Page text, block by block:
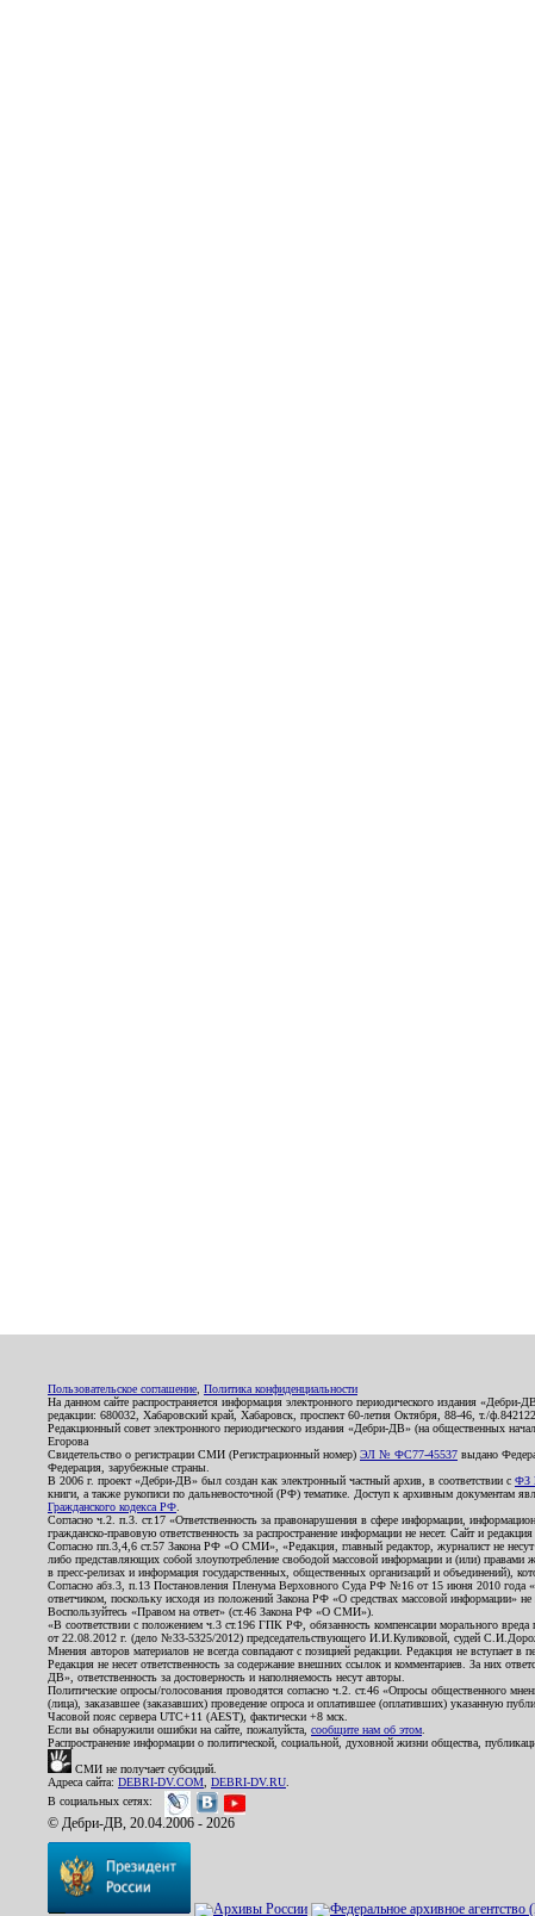
Пользовательское соглашение Политика конфиденциальности
На данном сайте распространяется информация электронного периодического издания
редакции: 680032, Хабаровский край, Хабаровск, проспект 60-летия Октября, 88-46, т./
Редакционный совет электронного периодического издания «Дебри-ДВ» (на
Егорова
Свидетельство о регистрации СМИ (Регистрационный номер) ЭЛ № ФС77-45537 выдано
Федерация, зарубежные страны.
В 2006 г. проект «Дебри-ДВ» был создан как электронный частный архив, в соответствии с ФЗ
книги, а также рукописи по дальневосточной (РФ) тематике. Доступ к архивным документам
Гражданского кодекса РФ
Согласно ч.2. п.3. ст.17 «Ответственность за правонарушения в сфере информации,
гражданско-правовую ответственность за распространение информации не несет. Сайт и
Согласно пп.3,4,6 ст.57 Закона РФ «О СМИ», «Редакция, главный редактор, журналист не несут
либо представляющих собой злоупотребление свободой массовой информации и (или)
в пресс-релизах и информация государственных, общественных организаций и объединений),
Согласно абз.3, п.13 Постановления Пленума Верховного Суда РФ №16 от 15 июня 2010 года
ответчиком, поскольку исходя из положений Закона РФ «О средствах массовой информации»
Воспользуйтесь «Правом на ответ» (ст.46 Закона РФ «О СМИ»).
«В соответствии с положением ч.3 ст.196 ГПК РФ, обязанность компенсации морального
от 22.08.2012 г. (дело №33-5325/2012) председательствующего И.И.Куликовой, судей
Мнения авторов материалов не всегда совпадают с позицией редакции. Редакция не вступает в
Редакция не несет ответственность за содержание внешних ссылок и комментариев. За них
ДВ», ответственность за достоверность и наполняемость несут авторы.
Политические опросы/голосования проводятся согласно ч.2. ст.46 «Опросы общественного
(лица), заказавшее (заказавших) проведение опроса и оплатившее (оплативших) указанную
Часовой пояс сервера UTC+11 (AEST), фактически +8 мск.
Если вы обнаружили ошибки на сайте, пожалуйста, сообщите нам об этом
Распространение информации о политической, социальной, духовной жизни общества,
СМИ не получает субсидий.
Адреса сайта: DEBRI-DV.COM DEBRI-DV.RU
В социальных сетях:
© Дебри-ДВ, 20.04.2006 - 2026